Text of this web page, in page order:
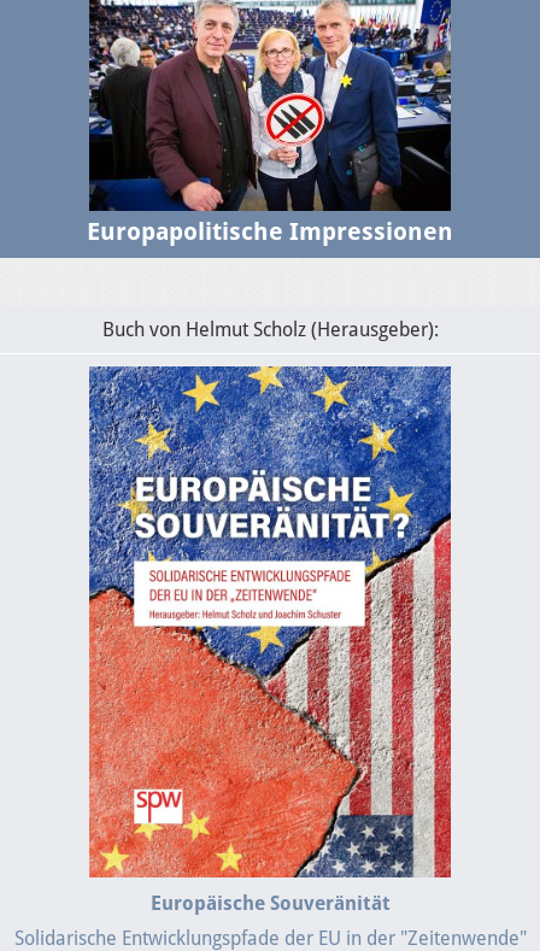
Europapolitische Impressionen
Buch von Helmut Scholz (Herausgeber):
Europäische Souveränität
Solidarische Entwicklungspfade der EU in der "Zeitenwende"